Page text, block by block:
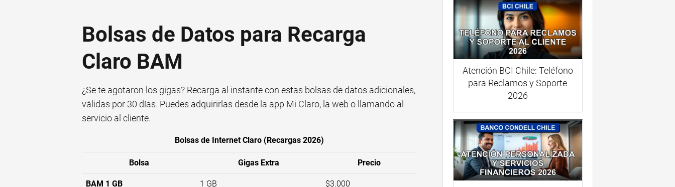
Bolsas de Datos para Recarga
Claro BAM
¿Se te agotaron los gigas? Recarga al instante con estas bolsas de datos adicionales,
válidas por 30 días. Puedes adquirirlas desde la app Mi Claro, la web o llamando al
servicio al cliente.
Bolsas de Internet Claro (Recargas 2026)
Bolsa Gigas Extra Precio
BAM 1 GB 1 GB $3.000
Atención BCI Chile: Teléfono
para Reclamos y Soporte
2026